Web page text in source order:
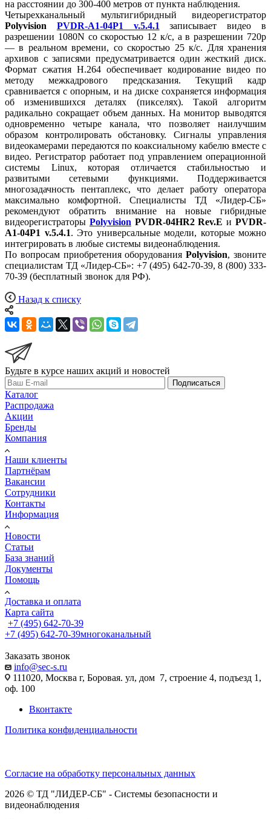
на расстоянии до 300-400 метров от пункта наблюдения.
Четырехканальный мультигибридный видеорегистратор
Polyvision PVDR-A1-04P1 v.5.4.1 записывает видео в
разрешении 1080N со скоростью 12 к/с, а в разрешении 720p
— в реальном времени, со скоростью 25 к/с. Для хранения
архивов с записями предусматривается один жесткий диск.
Формат сжатия H.264 обеспечивает кодирование видео по
методу межкадрового предсказания. Текущий кадр
сравнивается с опорным, и на диске сохраняется информация
об изменившихся деталях (пикселях). Такой алгоритм
радикально сокращает объем данных. На монитор выводятся
одновременно четыре канала, что позволяет наилучшим
образом контролировать обстановку. Сигналы управления
видеокамерами передаются по коаксиальному кабелю вместе с
видео. Регистратор работает под управлением операционной
системы Linux, которая отличается стабильностью и
развитыми сетевыми функциями. Поддерживается
многозадачность пентаплекс, что делает работу оператора
максимально комфортной. Специалисты ТД «Лидер-СБ»
рекомендуют обратить внимание на новые гибридные
видеорегистраторы Polyvision PVDR-04HR2 Rev.E иPVDR-
A1-04P1 v.5.4.1. Это универсальные модели, которые можно
интегрировать в любые системы видеонаблюдения.
По вопросам приобретения оборудованияPolyvision, звоните
специалистам ТД «Лидер-СБ»: +7 (495) 642-70-39, 8 (800) 333-
70-39 (бесплатный звонок для РФ).
Назад к списку
Будьте в курсе наших акций и новостей
Подписаться
Каталог
Распродажа
Акции
Бренды
Компания
Наши клиенты
Партнёрам
Вакансии
Сотрудники
Контакты
Информация
Новости
Статьи
База знаний
Документы
Помощь
Доставка и оплата
Карта сайта
+7 (495) 642-70-39
+7 (495) 642-70-39многоканальный
Заказать звонок
info@sec-s.ru
111020, Москва г, Боровая. ул, дом 7, строение 4, подъезд 1,
оф. 100
Вконтакте
Политика конфиденциальности
Согласие на обработку персональных данных
2026 © ТД "ЛИДЕР-СБ" - Системы безопасности и
видеонаблюдения